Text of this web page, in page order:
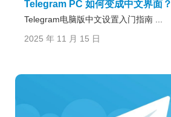
Telegram PC 如何变成中文界面？
Telegram电脑版中文设置入门指南 ...
2025 年 11 月 15 日